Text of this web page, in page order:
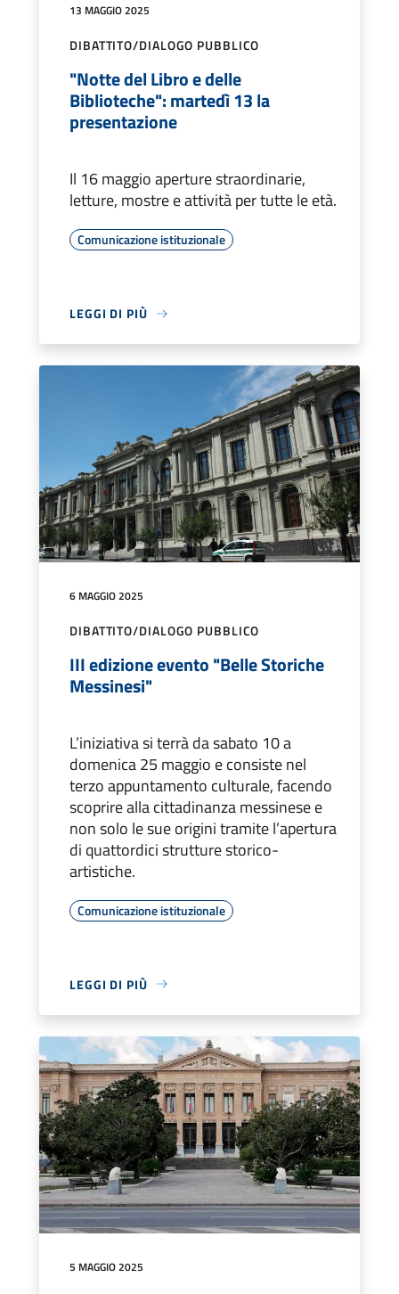
13 MAGGIO 2025
DIBATTITO/DIALOGO PUBBLICO
"Notte del Libro e delle
Biblioteche": martedì 13 la
presentazione
Il 16 maggio aperture straordinarie,
letture, mostre e attività per tutte le età.
Comunicazione istituzionale
LEGGI DI PIÙ
6 MAGGIO 2025
DIBATTITO/DIALOGO PUBBLICO
III edizione evento "Belle Storiche
Messinesi"
L’iniziativa si terrà da sabato 10 a
domenica 25 maggio e consiste nel
terzo appuntamento culturale, facendo
scoprire alla cittadinanza messinese e
non solo le sue origini tramite l’apertura
di quattordici strutture storico-
artistiche.
Comunicazione istituzionale
LEGGI DI PIÙ
5 MAGGIO 2025